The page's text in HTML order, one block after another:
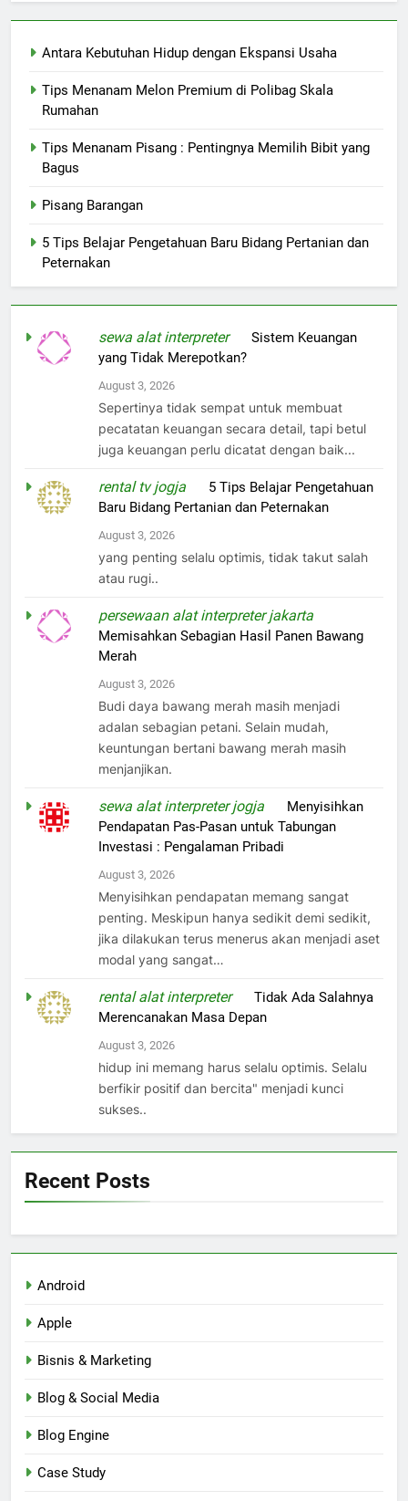
Antara Kebutuhan Hidup dengan Ekspansi Usaha
Tips Menanam Melon Premium di Polibag Skala
Rumahan
Tips Menanam Pisang : Pentingnya Memilih Bibit yang
Bagus
Pisang Barangan
5 Tips Belajar Pengetahuan Baru Bidang Pertanian dan
Peternakan
sewa alat interpreteronSistem Keuangan
yang Tidak Merepotkan?
August 3, 2026
Sepertinya tidak sempat untuk membuat
pecatatan keuangan secara detail, tapi betul
juga keuangan perlu dicatat dengan baik...
rental tv jogja
5 Tips Belajar Pengetahuan
Baru Bidang Pertanian dan Peternakan
August 3, 2026
yang penting selalu optimis, tidak takut salah
atau rugi..
persewaan alat interpreter jakarta
Memisahkan Sebagian Hasil Panen Bawang
Merah
August 3, 2026
Budi daya bawang merah masih menjadi
adalan sebagian petani. Selain mudah,
keuntungan bertani bawang merah masih
menjanjikan.
sewa alat interpreter jogja
Menyisihkan
Pendapatan Pas-Pasan untuk Tabungan
Investasi : Pengalaman Pribadi
August 3, 2026
Menyisihkan pendapatan memang sangat
penting. Meskipun hanya sedikit demi sedikit,
jika dilakukan terus menerus akan menjadi aset
modal yang sangat…
rental alat interpreteronTidak Ada Salahnya
Merencanakan Masa Depan
August 3, 2026
hidup ini memang harus selalu optimis. Selalu
berfikir positif dan bercita" menjadi kunci
sukses..
Recent Posts
Android
Apple
Bisnis & Marketing
Blog & Social Media
Blog Engine
Case Study